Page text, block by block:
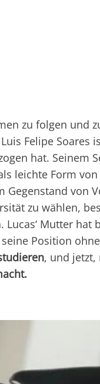
zu folgen und
Felipe Soares
hat. Seinem
leichte Form
Gegenstand von
zu wählen,
Mutter hat
Position
, und jetzt,